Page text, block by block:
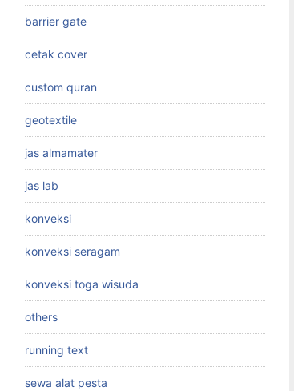
barrier gate
cetak cover
custom quran
geotextile
jas almamater
jas lab
konveksi
konveksi seragam
konveksi toga wisuda
others
running text
sewa alat pesta